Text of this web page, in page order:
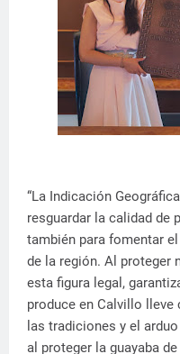
“La Indicación
resguardar la calidad de
también para fomentar
de la región. Al proteger
esta figura legal,
produce en Calvillo
las tradiciones y el
al proteger la guayaba